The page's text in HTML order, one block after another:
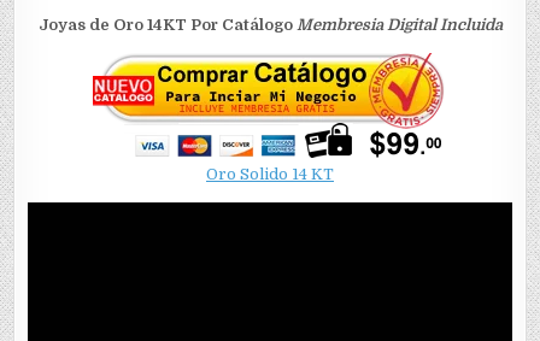
Joyas de Oro 14KT Por Catálogo Membresia Digital Incluida
Oro Solido 14 KT